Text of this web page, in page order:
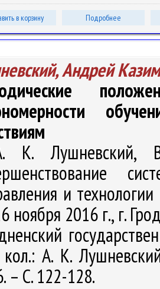
в корзину Подробнее
Андрей
Лушневский,
и
ноября 2016 г., г.
кол.: А. К.
– С. 122-128.